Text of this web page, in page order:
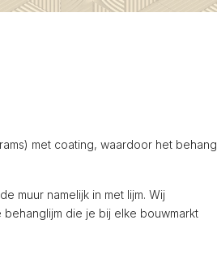
met coating, waardoor het behang
muur namelijk in met lijm. Wij
die je bij elke bouwmarkt